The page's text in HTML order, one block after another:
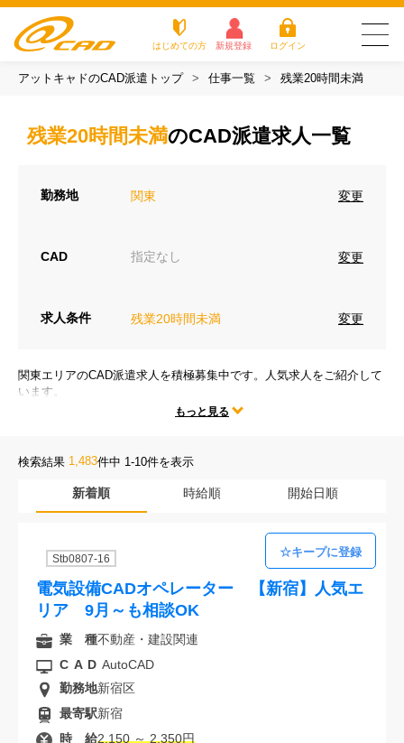
はじめての方 新規登録 ログイン
派遣がはじめての方
転職をご希望の方 企業のご担当者様
名古屋 0120-960-379 0120-978-186
電話受付：平日 9:15～19:00
方
探す
ム
アットキャドのCAD派遣トップ 仕事一覧 残業20時間未満
残業20時間未満のCAD派遣求人一覧
勤務地 関東 変更
CAD 指定なし 変更
求人条件 残業20時間未満 変更
関東エリアのCAD派遣求人を積極募集中です。人気求人をご紹介して
います。
テレワークや時短勤務、残業なしなどの人気な働き方だけではなく、
もっと見る
検索結果 1,483件中 1-10件を表示
新着順 時給順 開始日順
Stb0807-16
電気設備CADオペレーター 【新宿】人気エ
リア 9月～も相談OK
業 種不動産・建設関連
CAD AutoCAD
勤務地新宿区
最寄駅新宿
時 給2,150 ～ 2,350円